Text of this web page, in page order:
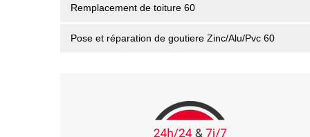
Remplacement de toiture 60
Pose et réparation de goutiere Zinc/Alu/Pvc 60